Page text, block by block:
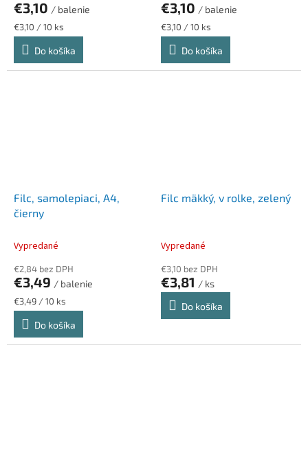
€3,10 / balenie
Jednotková
cena:
€3,10 / 10 ks
Do košíka
€3,10 / balenie
Jednotková
cena:
€3,10 / 10 ks
Do košíka
Filc, samolepiaci, A4,
čierny
Vypredané
€2,84 bez DPH
€3,49 / balenie
Jednotková
cena:
€3,49 / 10 ks
Do košíka
Filc mäkký, v rolke, zelený
Vypredané
€3,10 bez DPH
€3,81 / ks
Do košíka